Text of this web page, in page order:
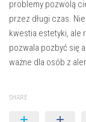
problemy pozwolą
przez długi czas.
kwestia estetyki, ale
pozwala pozbyć się
ważne dla osób z
SHARE